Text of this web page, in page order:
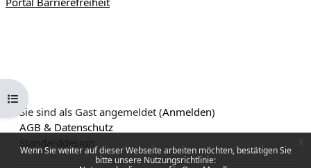
Wenn Sie weiter auf dieser Webseite arbeiten möchten, bestätigen Sie
bitte unsere Nutzungsrichtlinie:
Kursindex öffnen
Sie sind als Gast angemeldet (Anmelden)
AGB & Datenschutz
Standarddesign